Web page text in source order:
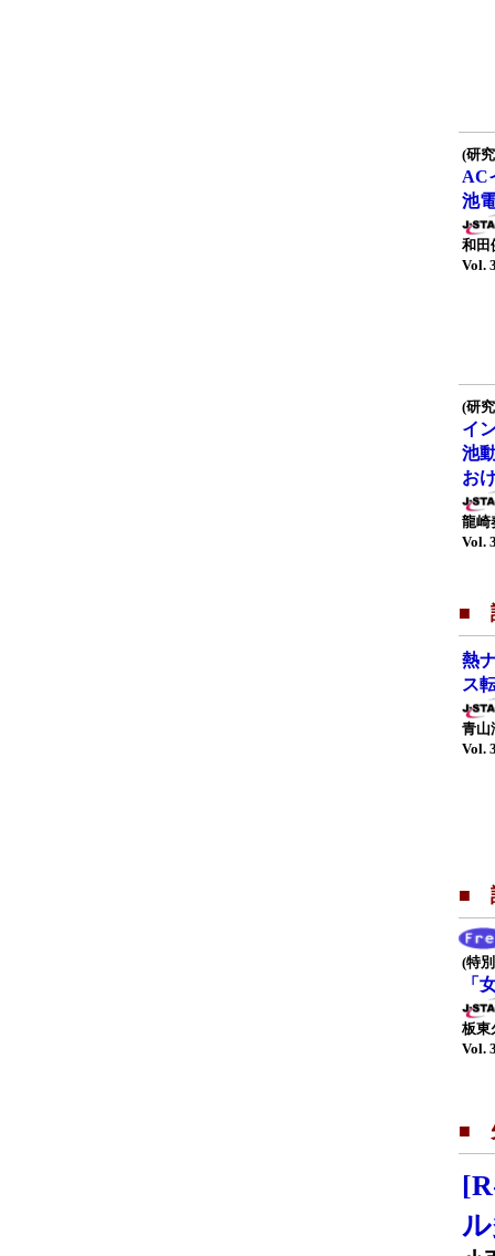
(研
AC
池
和田
Vol.
(研
イ
池
お
龍崎
Vol.
■
熱
ス
青山
Vol.
■
(特
「
板東
Vol.
■